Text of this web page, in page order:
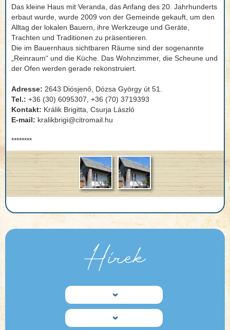
Das kleine Haus mit Veranda, das Anfang des 20. Jahrhunderts
erbaut wurde, wurde 2009 von der Gemeinde gekauft, um den
Alltag der lokalen Bauern, ihre Werkzeuge und Geräte,
Trachten und Traditionen zu präsentieren.
Die im Bauernhaus sichtbaren Räume sind der sogenannte
„Reinraum“ und die Küche. Das Wohnzimmer, die Scheune und
der Ofen werden gerade rekonstruiert.
Adresse: 2643 Diósjenő, Dózsa György út 51.
Tel.: +36 (30) 6095307, +36 (70) 3719393
Kontakt: Králik Brigitta, Csurja László
E-mail: kralikbrigi@citromail.hu
********
Hírek